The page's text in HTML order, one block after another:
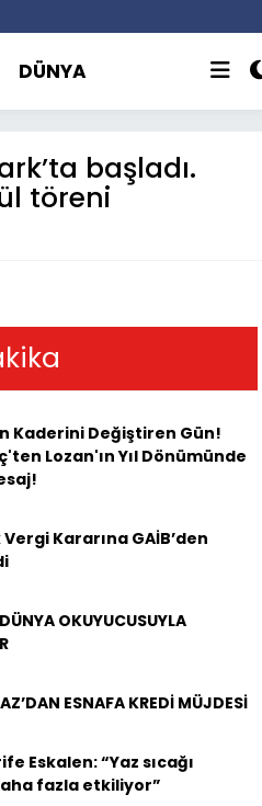
DÜNYA
başladı.
töreni
Kaderini Değiştiren Gün!
Lozan'ın Yıl Dönümünde
Vergi Kararına GAİB’den
OKUYUCUSUYLA
ESNAFA KREDİ MÜJDESİ
Eskalen: “Yaz sıcağı
fazla etkiliyor”